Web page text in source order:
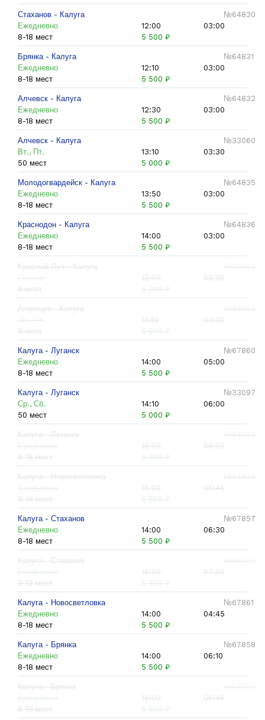
Стаханов - Калуга
№64830
Ежедневно
12:00
03:00
8-18 мест
5 500 ₽
Брянка - Калуга
№64831
Ежедневно
12:10
03:00
8-18 мест
5 500 ₽
Алчевск - Калуга
№64832
Ежедневно
12:30
03:00
8-18 мест
5 500 ₽
Алчевск - Калуга
№33060
Вт., Пт.
13:10
03:30
50 мест
5 000 ₽
Молодогвардейск - Калуга
№64835
Ежедневно
13:50
03:00
8-18 мест
5 500 ₽
Краснодон - Калуга
№64836
Ежедневно
14:00
03:00
8-18 мест
5 500 ₽
Красный Луч - Калуга
№33064
Пн., Чт.
12:00
03:30
8 мест
5 000 ₽
Антрацит - Калуга
№33063
Пн., Чт.
11:30
03:30
8 мест
5 000 ₽
Калуга - Луганск
№67860
Ежедневно
14:00
05:00
8-18 мест
5 500 ₽
Калуга - Луганск
№33097
Ср., Сб.
14:10
06:00
50 мест
5 000 ₽
Калуга - Луганск
№64938
Ежедневно
16:00
06:00
8-18 мест
5 500 ₽
Калуга - Новосветловка
№64939
Ежедневно
16:00
05:45
8-18 мест
5 500 ₽
Калуга - Стаханов
№67857
Ежедневно
14:00
06:30
8-18 мест
5 500 ₽
Калуга - Стаханов
№64935
Ежедневно
16:00
07:00
8-18 мест
5 500 ₽
Калуга - Новосветловка
№67861
Ежедневно
14:00
04:45
8-18 мест
5 500 ₽
Калуга - Брянка
№67858
Ежедневно
14:00
06:10
8-18 мест
5 500 ₽
Калуга - Брянка
№64936
Ежедневно
16:00
06:45
8-18 мест
5 500 ₽